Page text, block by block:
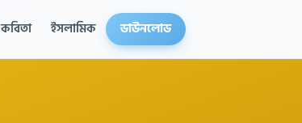
কবিতা ইসলামিক ডাউনলোড